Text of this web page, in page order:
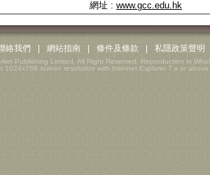
網址 : www.gcc.edu.hk
絡我們 網站指南 條件及條款 私隱政策聲明
Publishing Limited. All Right Reserved. Reproduction in
1024x768 screen resolution with Internet Explorer 7.x or